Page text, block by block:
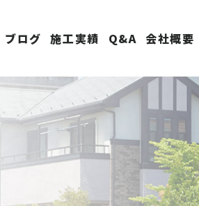
ブログ 施工実績 Q&A 会社概要